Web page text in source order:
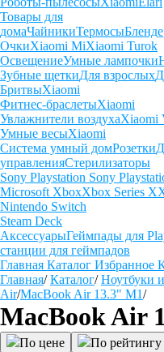
Товары для
домаЧайникиТермосы
ОчкиXiaomi MiXiaomi Turok
ОсвещениеУмные лампочки
Зубные щеткиДля взрослых
БритвыXiaomi
Фитнес-браслетыXiaomi
Увлажнители воздухаXiaomi
Умные весыXiaomi
Система умный домРозетки
управленияСтерилизаторы
Sony Playstation Sony
Microsoft XboxXbox Series X
Nintendo Switch
Steam Deck
АксессуарыГеймпады для
станции для геймпадов
Главная Каталог Избранное
Главная/ Каталог/ Ноутбуки
Air/MacBook Air 13.3" M1/
MacBook Air
По цене По рейтингу